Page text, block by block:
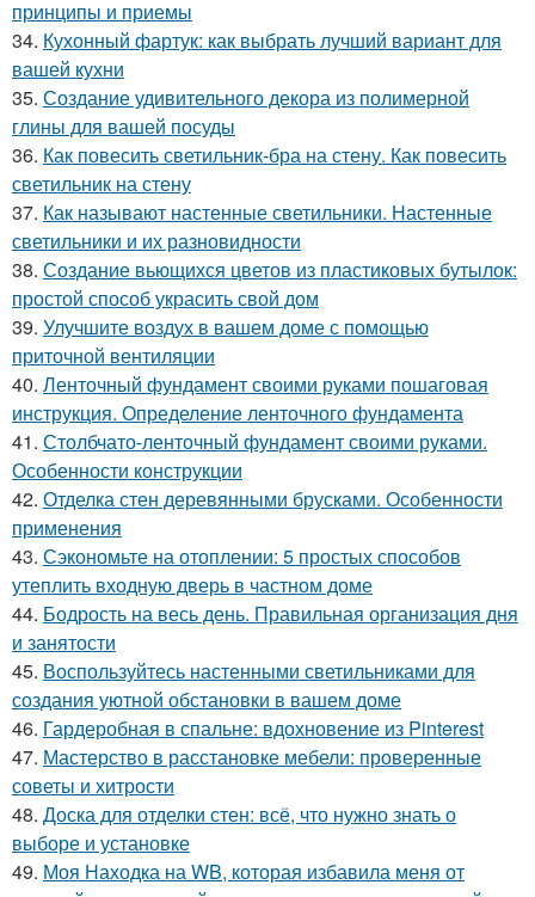
принципы и приемы
34. Кухонный фартук: как выбрать лучший вариант для
вашей кухни
35. Создание удивительного декора из полимерной
глины для вашей посуды
36. Как повесить светильник-бра на стену. Как повесить
светильник на стену
37. Как называют настенные светильники. Настенные
светильники и их разновидности
38. Создание вьющихся цветов из пластиковых бутылок:
простой способ украсить свой дом
39. Улучшите воздух в вашем доме с помощью
приточной вентиляции
40. Ленточный фундамент своими руками пошаговая
инструкция. Определение ленточного фундамента
41. Столбчато-ленточный фундамент своими руками.
Особенности конструкции
42. Отделка стен деревянными брусками. Особенности
применения
43. Сэкономьте на отоплении: 5 простых способов
утеплить входную дверь в частном доме
44. Бодрость на весь день. Правильная организация дня
и занятости
45. Воспользуйтесь настенными светильниками для
создания уютной обстановки в вашем доме
46. Гардеробная в спальне: вдохновение из Pinterest
47. Мастерство в расстановке мебели: проверенные
советы и хитрости
48. Доска для отделки стен: всё, что нужно знать о
выборе и установке
49. Моя Находка на WB, которая избавила меня от